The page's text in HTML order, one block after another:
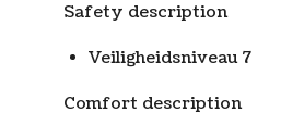
Safety description
Veiligheidsniveau 7
Comfort description